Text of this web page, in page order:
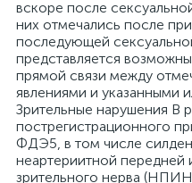
вскоре после
них отмечались после
последующей
представляется
прямой связи между
явлениями и указанными
Зрительные нарушения В
пострегистрационного
ФДЭ5, в том числе
неартериитной
зрительного нерва